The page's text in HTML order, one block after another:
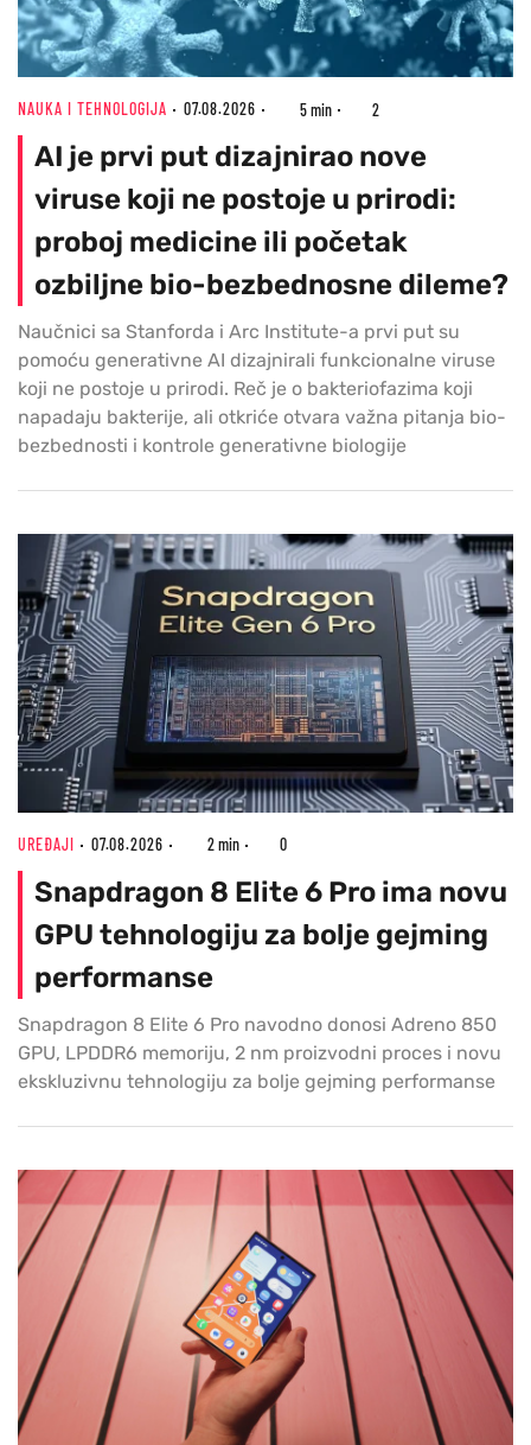
NAUKA I TEHNOLOGIJA 07.08.2026 5 min 2
AI je prvi put dizajnirao nove
viruse koji ne postoje u prirodi:
proboj medicine ili početak
ozbiljne bio-bezbednosne dileme?
Naučnici sa Stanforda i Arc Institute-a prvi put su
pomoću generativne AI dizajnirali funkcionalne viruse
koji ne postoje u prirodi. Reč je o bakteriofazima koji
napadaju bakterije, ali otkriće otvara važna pitanja bio-
bezbednosti i kontrole generativne biologije
UREĐAJI 07.08.2026 2 min 0
Snapdragon 8 Elite 6 Pro ima novu
GPU tehnologiju za bolje gejming
performanse
Snapdragon 8 Elite 6 Pro navodno donosi Adreno 850
GPU, LPDDR6 memoriju, 2 nm proizvodni proces i novu
ekskluzivnu tehnologiju za bolje gejming performanse